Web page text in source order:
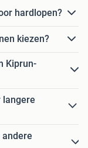
hardlopen?
kiezen?
Kiprun-
langere
andere